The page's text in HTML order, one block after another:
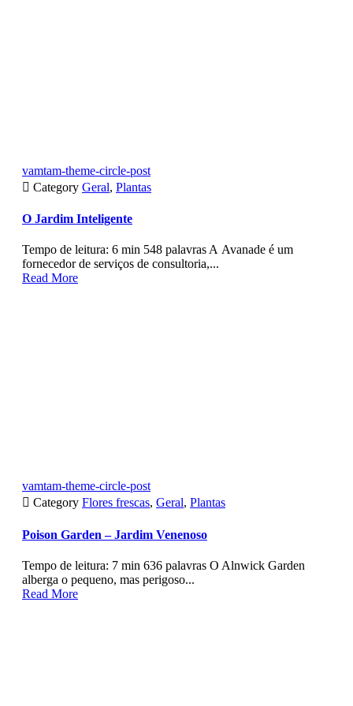
vamtam-theme-circle-post
 Category Geral, Plantas
O Jardim Inteligente
Tempo de leitura: 6 min 548 palavras A Avanade é um
fornecedor de serviços de consultoria,...
Read More
vamtam-theme-circle-post
 Category Flores frescas, Geral, Plantas
Poison Garden – Jardim Venenoso
Tempo de leitura: 7 min 636 palavras O Alnwick Garden
alberga o pequeno, mas perigoso...
Read More